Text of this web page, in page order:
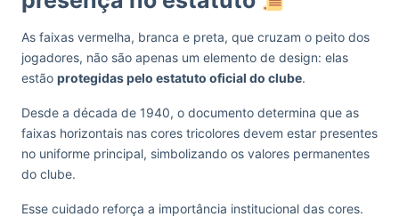
As faixas vermelha, branca e preta, que cruzam o peito dos
jogadores, não são apenas um elemento de design: elas
estão protegidas pelo estatuto oficial do clube.
Desde a década de 1940, o documento determina que as
faixas horizontais nas cores tricolores devem estar presentes
no uniforme principal, simbolizando os valores permanentes
do clube.
Esse cuidado reforça a importância institucional das cores.